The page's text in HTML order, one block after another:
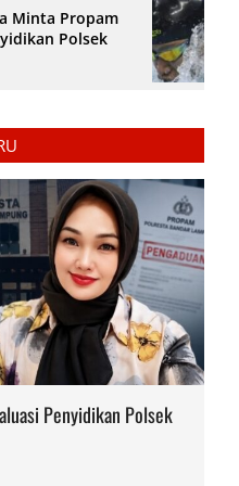
Minta Propam
Polsek
Penyidikan Polsek